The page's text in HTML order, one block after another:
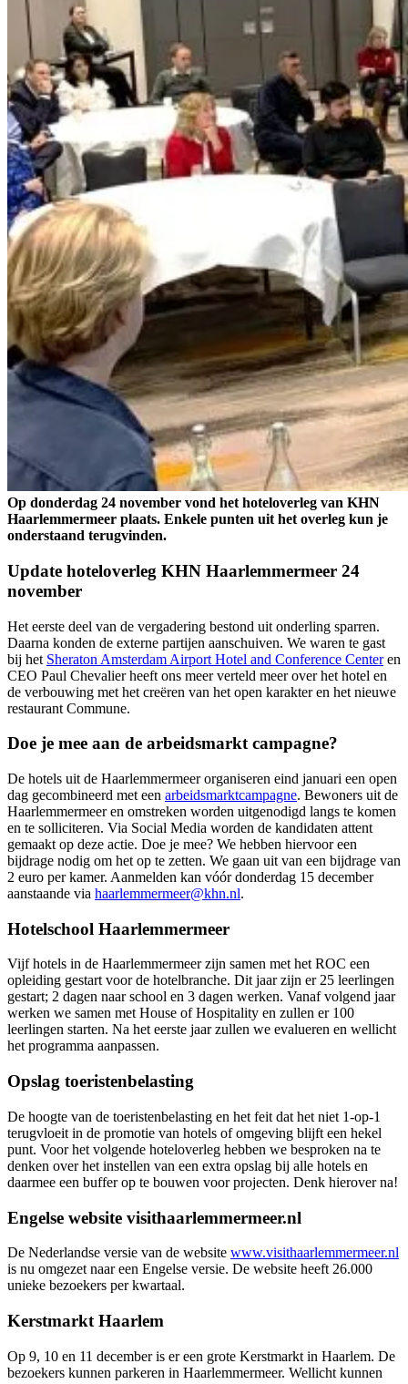
Op donderdag 24 november vond het hoteloverleg van KHN
Haarlemmermeer plaats. Enkele punten uit het overleg kun je
onderstaand terugvinden.
Update hoteloverleg KHN Haarlemmermeer 24
november
Het eerste deel van de vergadering bestond uit onderling sparren.
Daarna konden de externe partijen aanschuiven. We waren te gast
bij het Sheraton Amsterdam Airport Hotel and Conference Centeren
CEO Paul Chevalier heeft ons meer verteld meer over het hotel en
de verbouwing met het creëren van het open karakter en het nieuwe
restaurant Commune.
Doe je mee aan de arbeidsmarkt campagne?
De hotels uit de Haarlemmermeer organiseren eind januari een open
dag gecombineerd met een arbeidsmarktcampagne. Bewoners uit de
Haarlemmermeer en omstreken worden uitgenodigd langs te komen
en te solliciteren. Via Social Media worden de kandidaten attent
gemaakt op deze actie. Doe je mee? We hebben hiervoor een
bijdrage nodig om het op te zetten. We gaan uit van een bijdrage van
2 euro per kamer. Aanmelden kan vóór donderdag 15 december
aanstaande via haarlemmermeer@khn.nl.
Hotelschool Haarlemmermeer
Vijf hotels in de Haarlemmermeer zijn samen met het ROC een
opleiding gestart voor de hotelbranche. Dit jaar zijn er 25 leerlingen
gestart; 2 dagen naar school en 3 dagen werken. Vanaf volgend jaar
werken we samen met House of Hospitality en zullen er 100
leerlingen starten. Na het eerste jaar zullen we evalueren en wellicht
het programma aanpassen.
Opslag toeristenbelasting
De hoogte van de toeristenbelasting en het feit dat het niet 1-op-1
terugvloeit in de promotie van hotels of omgeving blijft een hekel
punt. Voor het volgende hoteloverleg hebben we besproken na te
denken over het instellen van een extra opslag bij alle hotels en
daarmee een buffer op te bouwen voor projecten. Denk hierover na!
Engelse website visithaarlemmermeer.nl
De Nederlandse versie van de website www.visithaarlemmermeer.nl
is nu omgezet naar een Engelse versie. De website heeft 26.000
unieke bezoekers per kwartaal.
Kerstmarkt Haarlem
Op 9, 10 en 11 december is er een grote Kerstmarkt in Haarlem. De
bezoekers kunnen parkeren in Haarlemmermeer. Wellicht kunnen